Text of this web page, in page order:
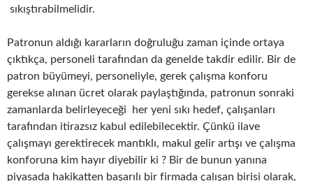
sıkıştırabilmelidir.
Patronun aldığı kararların doğruluğu zaman içinde ortaya
çıktıkça, personeli tarafından da genelde takdir edilir. Bir de
patron büyümeyi, personeliyle, gerek çalışma konforu
gerekse alınan ücret olarak paylaştığında, patronun sonraki
zamanlarda belirleyeceği her yeni sıkı hedef, çalışanları
tarafından itirazsız kabul edilebilecektir. Çünkü ilave
çalışmayı gerektirecek mantıklı, makul gelir artışı ve çalışma
konforuna kim hayır diyebilir ki ? Bir de bunun yanına
piyasada hakikatten başarılı bir firmada çalışan birisi olarak,